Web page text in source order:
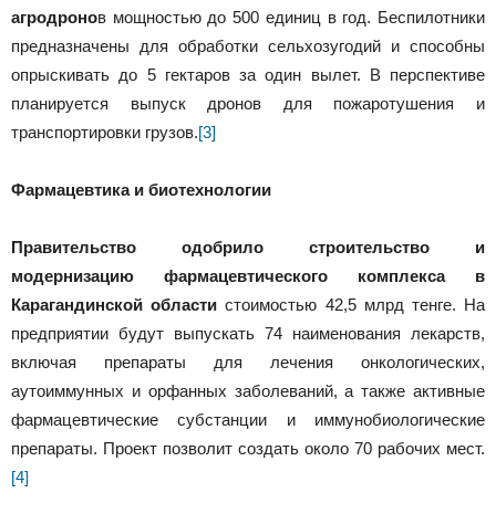
агродронов мощностью до 500 единиц в год. Беспилотники
предназначены для обработки сельхозугодий и способны
опрыскивать до 5 гектаров за один вылет. В перспективе
планируется выпуск дронов для пожаротушения и
транспортировки грузов.[3]
Фармацевтика и биотехнологии
Правительство одобрило строительство и
модернизацию фармацевтического комплекса в
Карагандинской области стоимостью 42,5 млрд тенге. На
предприятии будут выпускать 74 наименования лекарств,
включая препараты для лечения онкологических,
аутоиммунных и орфанных заболеваний, а также активные
фармацевтические субстанции и иммунобиологические
препараты. Проект позволит создать около 70 рабочих мест.
[4]